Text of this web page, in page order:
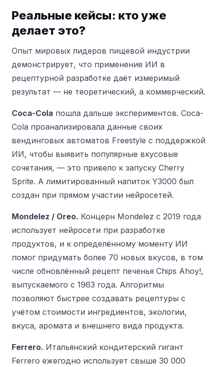
Реальные кейсы: кто уже
делает это?
Опыт мировых лидеров пищевой индустрии
демонстрирует, что применение ИИ в
рецептурной разработке даёт измеримый
результат — не теоретический, а коммерческий.
Coca-Cola пошла дальше экспериментов. Coca-
Cola проанализировала данные своих
вендинговых автоматов Freestyle с поддержкой
ИИ, чтобы выявить популярные вкусовые
сочетания, — это привело к запуску Cherry
Sprite. А лимитированный напиток Y3000 был
создан при прямом участии нейросетей.
Mondelez / Oreo. Концерн Mondelez с 2019 года
использует нейросети при разработке
продуктов, и к определённому моменту ИИ
помог придумать более 70 новых вкусов, в том
числе обновлённый рецепт печенья Chips Ahoy!,
выпускаемого с 1963 года. Алгоритмы
позволяют быстрее создавать рецептуры с
учётом стоимости ингредиентов, экологии,
вкуса, аромата и внешнего вида продукта.
Ferrero. Итальянский кондитерский гигант
Ferrero ежегодно использует свыше 30 000